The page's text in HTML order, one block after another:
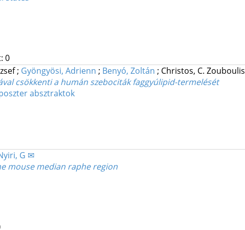
0
; Gyöngyösi, Adrienn ; Benyó, Zoltán ; Christos, C. Zouboulis
csökkenti a humán szebociták faggyúlipid-termelését
absztraktok
G ✉
mouse median raphe region